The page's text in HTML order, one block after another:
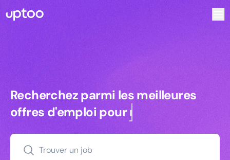
Recherchez parmi les meilleures
Recherchez parmi les meilleures
offres d'emploi pourmanagers
Trouver un job